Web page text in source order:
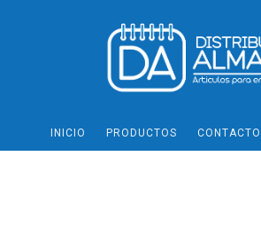
INICIO PRODUCTOS CONTACTO